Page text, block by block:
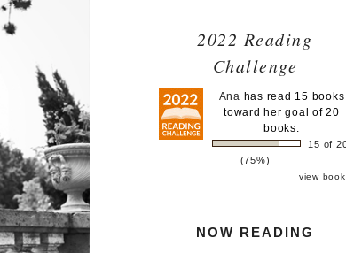
2022 Reading
Challenge
Ana has read 15 books
toward her goal of 20
books.
15 of
(75%)
view
NOW READING